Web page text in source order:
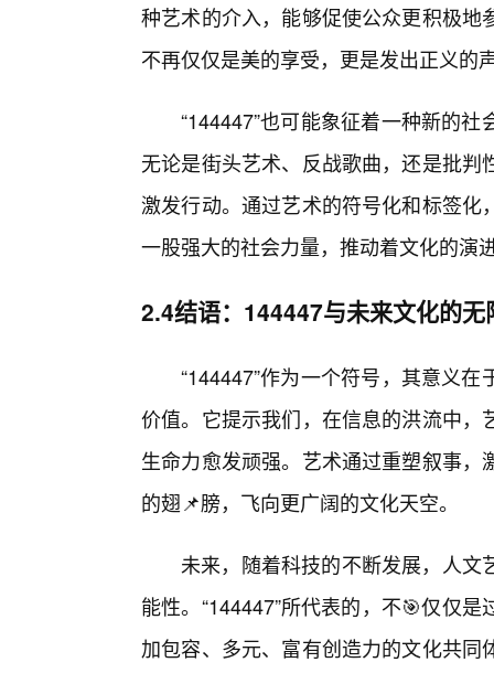
种艺术的介入，能够促使公众更积极
不再仅仅是美的享受，更是发出正义的
“144447”也可能象征着一种新的
无论是街头艺术、反战歌曲，还是批
激发行动。通过艺术的符号化和标签
一股强大的社会力量，推动着文化的演
2.4结语：144447与未来文化的无
“144447”作为一个符号，其意义
价值。它提示我们，在信息的洪流中
生命力愈发顽强。艺术通过重塑叙事
的翅📌膀，飞向更广阔的文化天空。
未来，随着科技的不断发展，人
能性。“144447”所代表的，不🎯仅仅
加包容、多元、富有创造力的文化共